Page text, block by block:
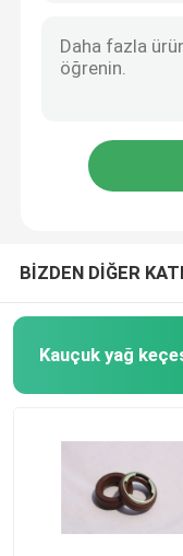
O-ring mühür
Kalıplı Kauçuk
Metal
İşlenmiş Metal
Metal Bağlantı
BİZDEN DİĞER
Kauçuk yağ